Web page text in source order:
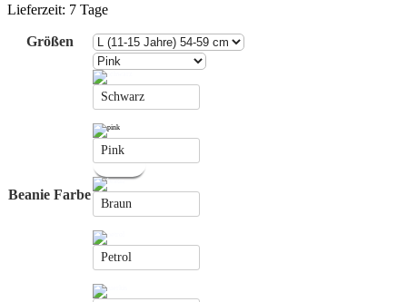
Lieferzeit: 7 Tage
Größen
Beanie Farbe
Schwarz
Pink
Braun
Petrol